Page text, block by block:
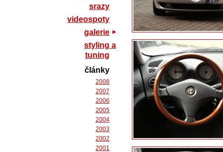
srazy
videospoty
galerie
styling a
tuning
články
2008
2007
2006
2005
2004
2003
2002
2001